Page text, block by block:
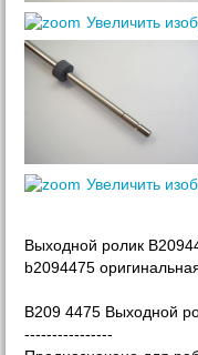
Увеличить
Увеличить
Выходной ролик
b2094475
B209 4475 Выходной
----------------